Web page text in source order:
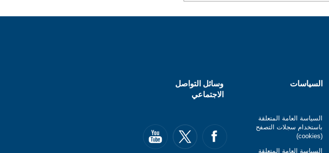
السياسات
السياسة العامة المتعلقة
باستخدام سجلات التصفح
(cookies)
السياسة العامة المتعلقة
وسائل التواصل
الاجتماعي